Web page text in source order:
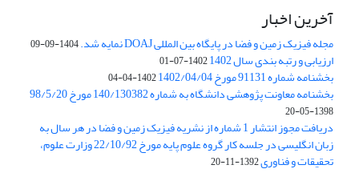
آخرین اخبار
مجله فیزیک زمین و فضا در پایگاه بین المللی DOAJ نمایه شد. 1404-09-09
ارزیابی و رتبه بندی سال 1402 1402-07-01
بخشنامه شماره 91131 مورخ 1402/04/04 1402-04-04
بخشنامه معاونت پژوهشی دانشگاه به شماره 140/130382 مورخ 98/5/20
1398-05-20
دریافت مجوز انتشار 1 شماره از نشریه فیزیک زمین و فضا در هر سال به
زبان انگلیسی در جلسه کار گروه علوم پایه مورخ 22/10/92 وزارت علوم،
تحقیقات و فناوری1392-11-20